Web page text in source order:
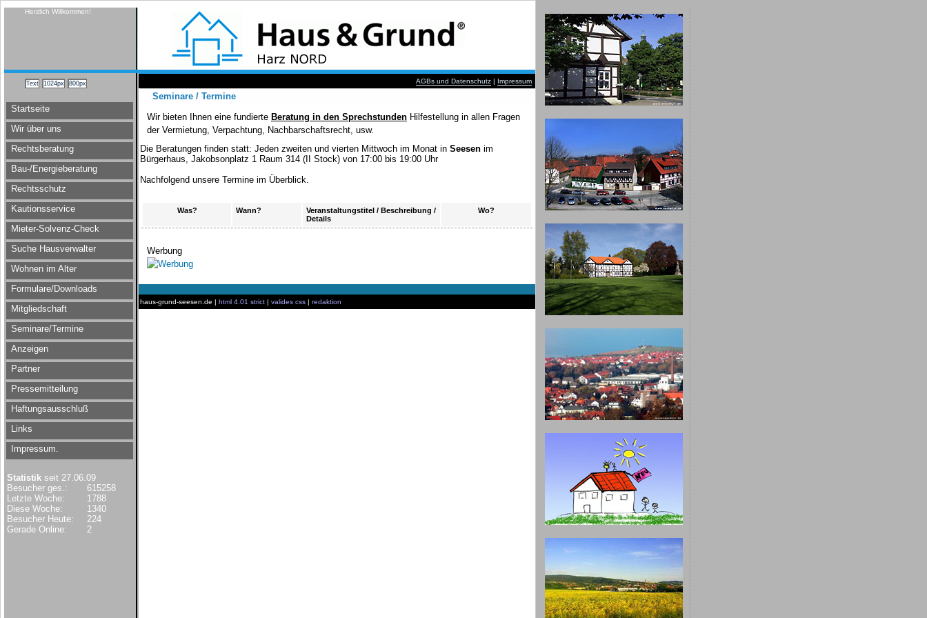
Herzlich Willkommen!
Startseite
Wir über uns
Rechtsberatung
Bau-/Energieberatung
Rechtsschutz
Kautionsservice
Mieter-Solvenz-Check
Suche Hausverwalter
Wohnen im Alter
Formulare/Downloads
Mitgliedschaft
Seminare/Termine
Anzeigen
Partner
Pressemitteilung
Haftungsausschluß
Links
Impressum.
Statistik seit 27.06.09
Besucher ges.:
615258
Letzte Woche:
1788
Diese Woche:
1340
Besucher Heute:
224
Gerade Online:
2
AGBs und Datenschutz | Impressum
Seminare / Termine
Wir bieten Ihnen eine fundierte Beratung in den Sprechstunden Hilfestellung in allen Fragen
der Vermietung, Verpachtung, Nachbarschaftsrecht, usw.
Die Beratungen finden statt: Jeden zweiten und vierten Mittwoch im Monat in Seesen im
Bürgerhaus, Jakobsonplatz 1 Raum 314 (II Stock) von 17:00 bis 19:00 Uhr
Nachfolgend unsere Termine im Überblick.
Was? Wann?
Veranstaltungstitel / Beschreibung /
Details
Wo?
Werbung
haus-grund-seesen.de | html 4.01 strict | valides css | redaktion